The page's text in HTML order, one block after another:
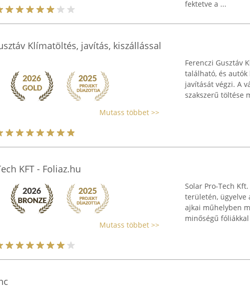
fektetve a ...
Klímatöltés, javítás, kiszállással
Mutass többet >>
Ferenczi Gusztáv
található, és
javítását végzi. A
szakszerű töltése
KFT - Foliaz.hu
Mutass többet >>
Solar Pro-Tech
területén, ügyelve
ajkai műhelyben
minőségű